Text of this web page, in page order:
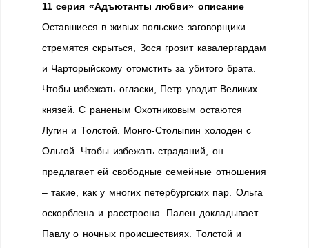
11 серия «Адъютанты любви» описание
Оставшиеся в живых польские заговорщики
стремятся скрыться, Зося грозит кавалергардам
и Чарторыйскому отомстить за убитого брата.
Чтобы избежать огласки, Петр уводит Великих
князей. С раненым Охотниковым остаются
Лугин и Толстой. Монго-Столыпин холоден с
Ольгой. Чтобы избежать страданий, он
предлагает ей свободные семейные отношения
– такие, как у многих петербургских пар. Ольга
оскорблена и расстроена. Пален докладывает
Павлу о ночных происшествиях. Толстой и